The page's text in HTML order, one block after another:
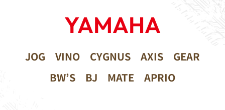
YAMAHA
JOG VINO CYGNUS AXIS
GEAR
BW’S
BJ MATE APRIO